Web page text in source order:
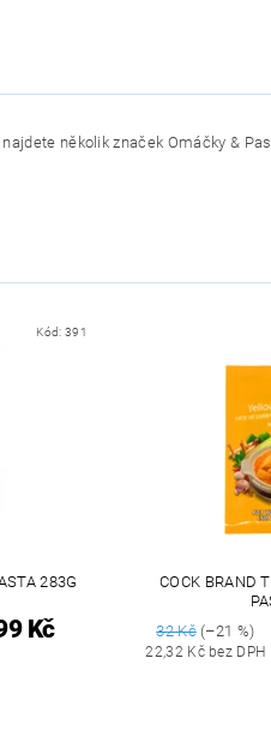
několik značek Omáčky &
Kód:391
283G
Kč
COCK BRAND
32 Kč(–21 %)
22,32 Kč bez DPH